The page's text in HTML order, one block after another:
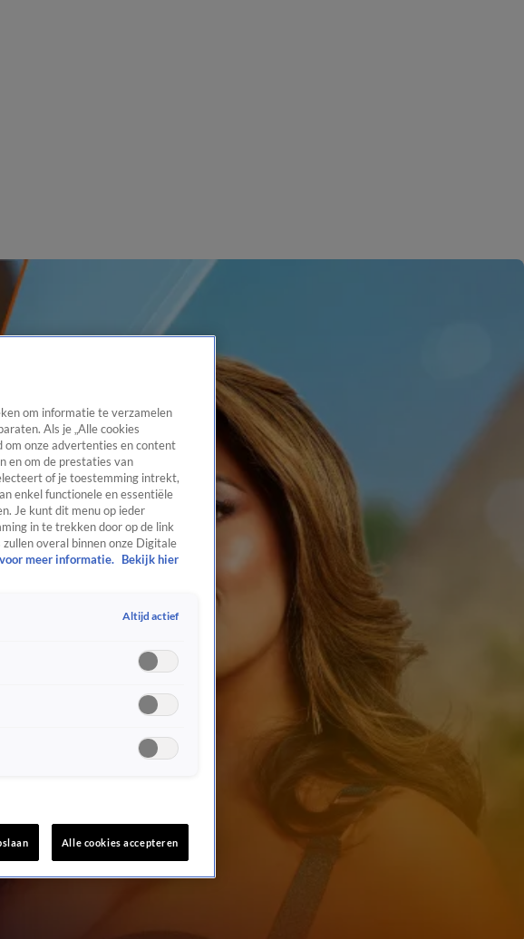
om informatie te verzamelen
Als je „Alle cookies
om onze advertenties en content
en om de prestaties van
of je toestemming intrekt,
enkel functionele en essentiële
Je kunt dit menu op ieder
in te trekken door op de link
overal binnen onze Digitale
meer informatie.
Bekijk hier
Altijd actief
Alle cookies accepteren